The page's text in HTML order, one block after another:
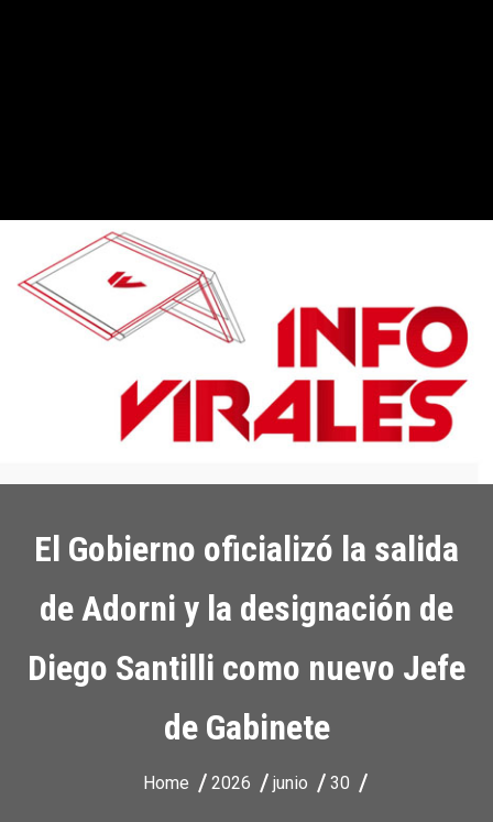
El Gobierno oficializó la salida
de Adorni y la designación de
Diego Santilli como nuevo Jefe
de Gabinete
Home 2026 junio 30